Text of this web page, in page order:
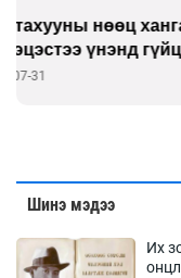
16 орны
дэлхийн шинэ
2026-07-30
Шинэ мэдээ
Их